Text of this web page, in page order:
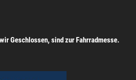
Geschlossen, sind zur Fahrradmesse.